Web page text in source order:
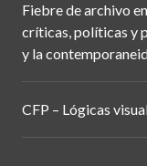
Fiebre de archivo
críticas, políticas y
y la
CFP – Lógicas